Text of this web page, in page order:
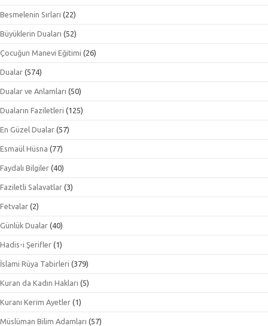
Besmelenin Sırları (22)
Büyüklerin Duaları (52)
Çocuğun Manevi Eğitimi (26)
Dualar (574)
Dualar ve Anlamları (50)
Duaların Faziletleri (125)
En Güzel Dualar (57)
Esmaül Hüsna (77)
Faydalı Bilgiler (40)
Faziletli Salavatlar (3)
Fetvalar (2)
Günlük Dualar (40)
Hadis-i Şerifler (1)
İslami Rüya Tabirleri (379)
Kuran da Kadın Hakları (5)
Kuranı Kerim Ayetler (1)
Müslüman Bilim Adamları (57)